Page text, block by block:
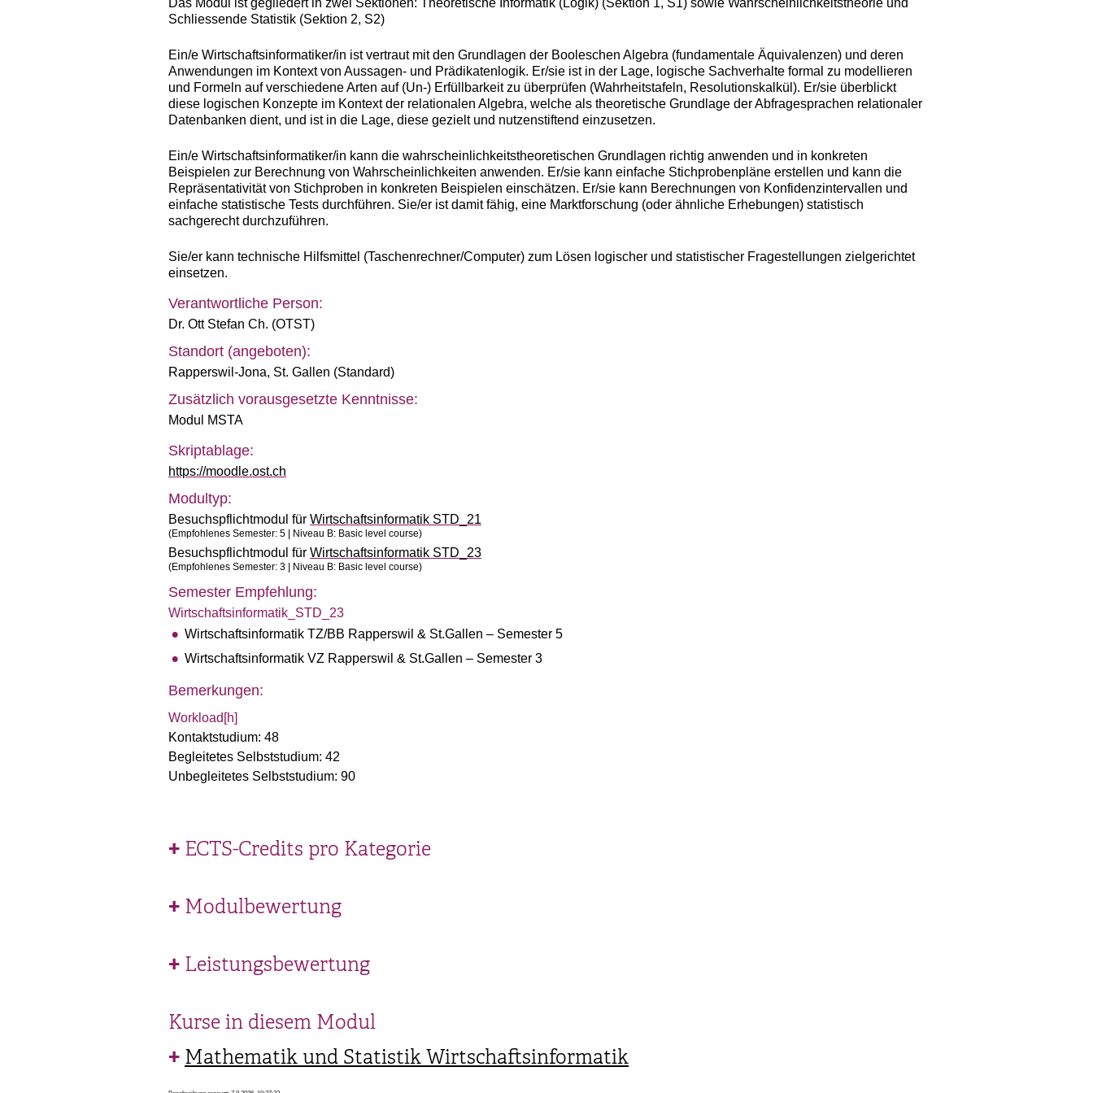
Das Modul ist gegliedert in zwei Sektionen: Theoretische Informatik (Logik) (Sektion 1, S1) sowie Wahrscheinlichkeitstheorie und
Schliessende Statistik (Sektion 2, S2)
Ein/e Wirtschaftsinformatiker/in ist vertraut mit den Grundlagen der Booleschen Algebra (fundamentale Äquivalenzen) und deren
Anwendungen im Kontext von Aussagen- und Prädikatenlogik. Er/sie ist in der Lage, logische Sachverhalte formal zu modellieren
und Formeln auf verschiedene Arten auf (Un-) Erfüllbarkeit zu überprüfen (Wahrheitstafeln, Resolutionskalkül). Er/sie überblickt
diese logischen Konzepte im Kontext der relationalen Algebra, welche als theoretische Grundlage der Abfragesprachen relationaler
Datenbanken dient, und ist in die Lage, diese gezielt und nutzenstiftend einzusetzen.
Ein/e Wirtschaftsinformatiker/in kann die wahrscheinlichkeitstheoretischen Grundlagen richtig anwenden und in konkreten
Beispielen zur Berechnung von Wahrscheinlichkeiten anwenden. Er/sie kann einfache Stichprobenpläne erstellen und kann die
Repräsentativität von Stichproben in konkreten Beispielen einschätzen. Er/sie kann Berechnungen von Konfidenzintervallen und
einfache statistische Tests durchführen. Sie/er ist damit fähig, eine Marktforschung (oder ähnliche Erhebungen) statistisch
sachgerecht durchzuführen.
Sie/er kann technische Hilfsmittel (Taschenrechner/Computer) zum Lösen logischer und statistischer Fragestellungen zielgerichtet
einsetzen.
Verantwortliche Person:
Dr. Ott Stefan Ch. (OTST)
Standort (angeboten):
Rapperswil-Jona, St. Gallen (Standard)
Zusätzlich vorausgesetzte Kenntnisse:
Modul MSTA
Skriptablage:
https://moodle.ost.ch
Modultyp:
Besuchspflichtmodul für Wirtschaftsinformatik STD_21
(Empfohlenes Semester: 5 | Niveau B: Basic level course)
Besuchspflichtmodul für Wirtschaftsinformatik STD_23
(Empfohlenes Semester: 3 | Niveau B: Basic level course)
Semester Empfehlung:
Wirtschaftsinformatik_STD_23
Wirtschaftsinformatik TZ/BB Rapperswil & St.Gallen – Semester 5
Wirtschaftsinformatik VZ Rapperswil & St.Gallen – Semester 3
Bemerkungen:
Workload[h]
Kontaktstudium: 48
Begleitetes Selbststudium: 42
Unbegleitetes Selbststudium: 90
ECTS-Credits pro Kategorie
Modulbewertung
Leistungsbewertung
Kurse in diesem Modul
Mathematik und Statistik Wirtschaftsinformatik